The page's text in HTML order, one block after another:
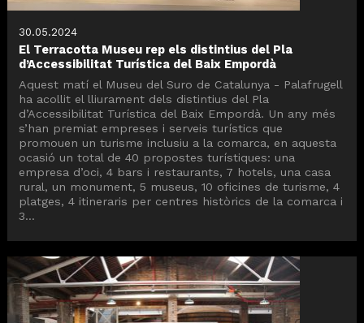
30.05.2024
El Terracotta Museu rep els distintius del Pla
d’Accessibilitat Turística del Baix Empordà
Aquest matí el Museu del Suro de Catalunya - Palafrugell
ha acollit el lliurament dels distintius del Pla
d’Accessibilitat Turística del Baix Empordà. Un any més
s’han premiat empreses i serveis turístics que
promouen un turisme inclusiu a la comarca, en aquesta
ocasió un total de 40 propostes turístiques: una
empresa d’oci, 4 bars i restaurants, 7 hotels, una casa
rural, un monument, 5 museus, 10 oficines de turisme, 4
platges, 4 itineraris per centres històrics de la comarca i
3...